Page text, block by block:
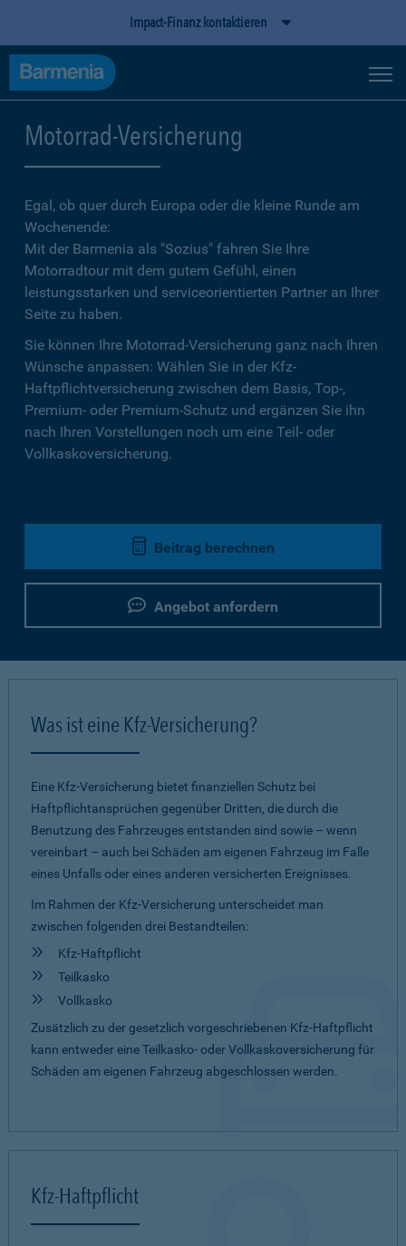
Impact-Finanz kontaktieren
Motorrad-Versicherung
Egal, ob quer durch Europa oder die kleine Runde am
Wochenende:
Mit der Barmenia als "Sozius" fahren Sie Ihre
Motorradtour mit dem gutem Gefühl, einen
leistungsstarken und serviceorientierten Partner an Ihrer
Seite zu haben.
Sie können Ihre Motorrad-Versicherung ganz nach Ihren
Wünsche anpassen: Wählen Sie in der Kfz-
Haftpflichtversicherung zwischen dem Basis, Top-,
Premium- oder Premium-Schutz und ergänzen Sie ihn
nach Ihren Vorstellungen noch um eine Teil- oder
Vollkaskoversicherung.
Beitrag berechnen
Angebot anfordern
Was ist eine Kfz-Versicherung?
Eine Kfz-Versicherung bietet finanziellen Schutz bei
Haftpflichtansprüchen gegenüber Dritten, die durch die
Benutzung des Fahrzeuges entstanden sind sowie – wenn
vereinbart – auch bei Schäden am eigenen Fahrzeug im Falle
eines Unfalls oder eines anderen versicherten Ereignisses.
Im Rahmen der Kfz-Versicherung unterscheidet man
zwischen folgenden drei Bestandteilen:
Kfz-Haftpflicht
Teilkasko
Vollkasko
Zusätzlich zu der gesetzlich vorgeschriebenen Kfz-Haftpflicht
kann entweder eine Teilkasko- oder Vollkaskoversicherung für
Schäden am eigenen Fahrzeug abgeschlossen werden.
Kfz-Haftpflicht